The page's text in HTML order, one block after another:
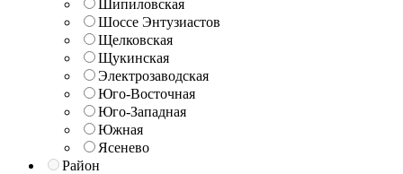
Шипиловская
Шоссе Энтузиастов
Щелковская
Щукинская
Электрозаводская
Юго-Восточная
Юго-Западная
Южная
Ясенево
Район